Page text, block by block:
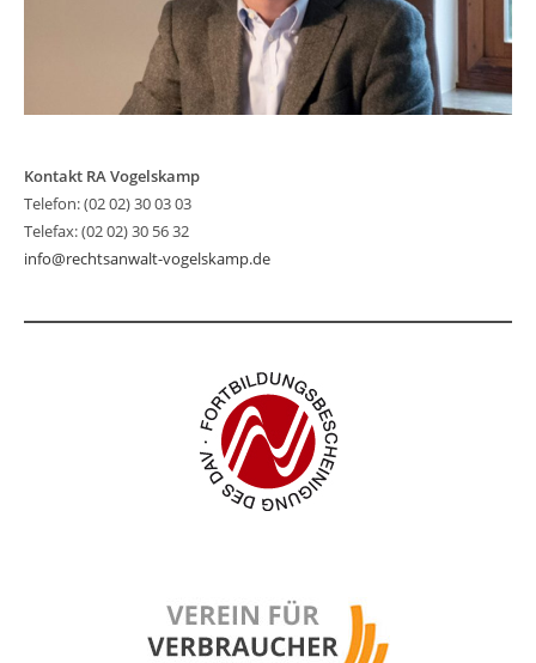
Kontakt RA Vogelskamp
Telefon: (02 02) 30 03 03
Telefax: (02 02) 30 56 32
info@rechtsanwalt-vogelskamp.de